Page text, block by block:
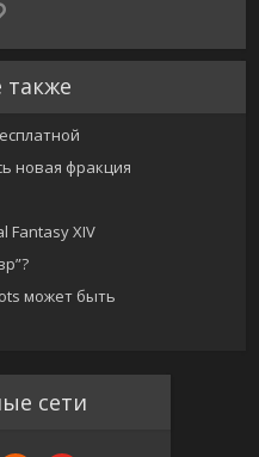
также
новая фракция
Fantasy XIV
может быть
сети